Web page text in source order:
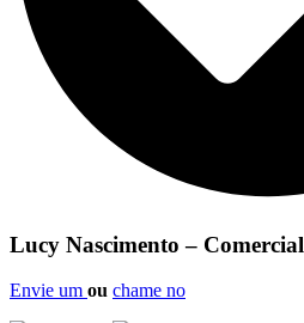
Lucy Nascimento – Comercial
Envie um ou chame no